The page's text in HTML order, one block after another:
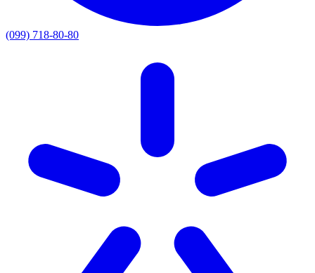
(099) 718-80-80